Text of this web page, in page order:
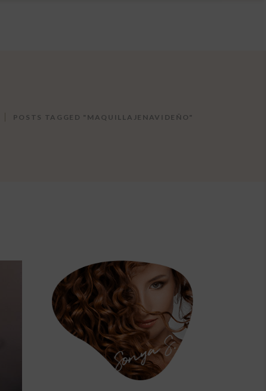
POSTS TAGGED "MAQUILLAJENAVIDEÑO"